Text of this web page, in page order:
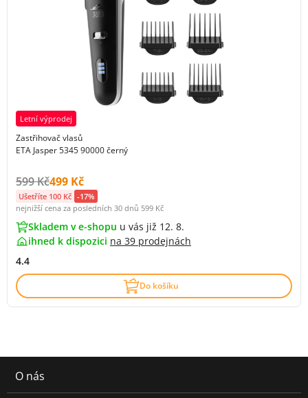
Letní výprodej
Zastřihovač vlasů
ETA Jasper 5345 90000 černý
Původní cena s DPH:
599 KčCena s DPH:
499 Kč
Ušetříte 100 Kč -17%
nejnižší cena za posledních 30 dnů 599 Kč
Skladem v e-shopu u vás již 12. 8.
ihned k dispozici na 39 prodejnách
4.4
Do košíku
O nás